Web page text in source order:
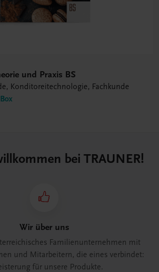
und Praxis BS
Konditoreitechnologie, Fachkunde
bei TRAUNER!
Wir über uns
Familienunternehmen mit
und Mitarbeitern, die eines verbindet:
für unsere Produkte.